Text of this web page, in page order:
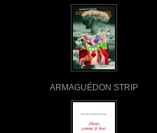
ARMAGUÉDON STRIP